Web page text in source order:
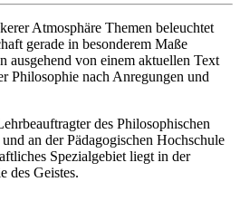
Atmosphäre Themen beleuchtet
gerade in besonderem Maße
ausgehend von einem aktuellen Text
Philosophie nach Anregungen und
des Philosophischen
an der Pädagogischen Hochschule
Spezialgebiet liegt in der
des Geistes.